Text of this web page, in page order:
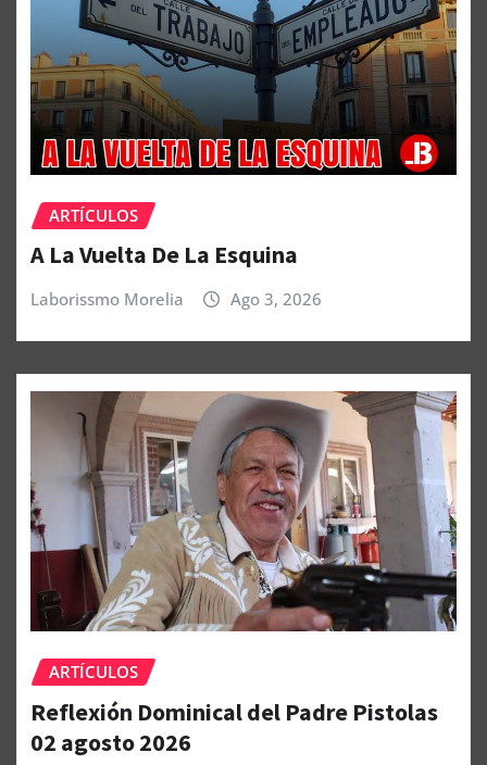
ARTÍCULOS
A La Vuelta De La Esquina
Laborissmo Morelia Ago 3, 2026
ARTÍCULOS
Reflexión Dominical del Padre Pistolas
02 agosto 2026